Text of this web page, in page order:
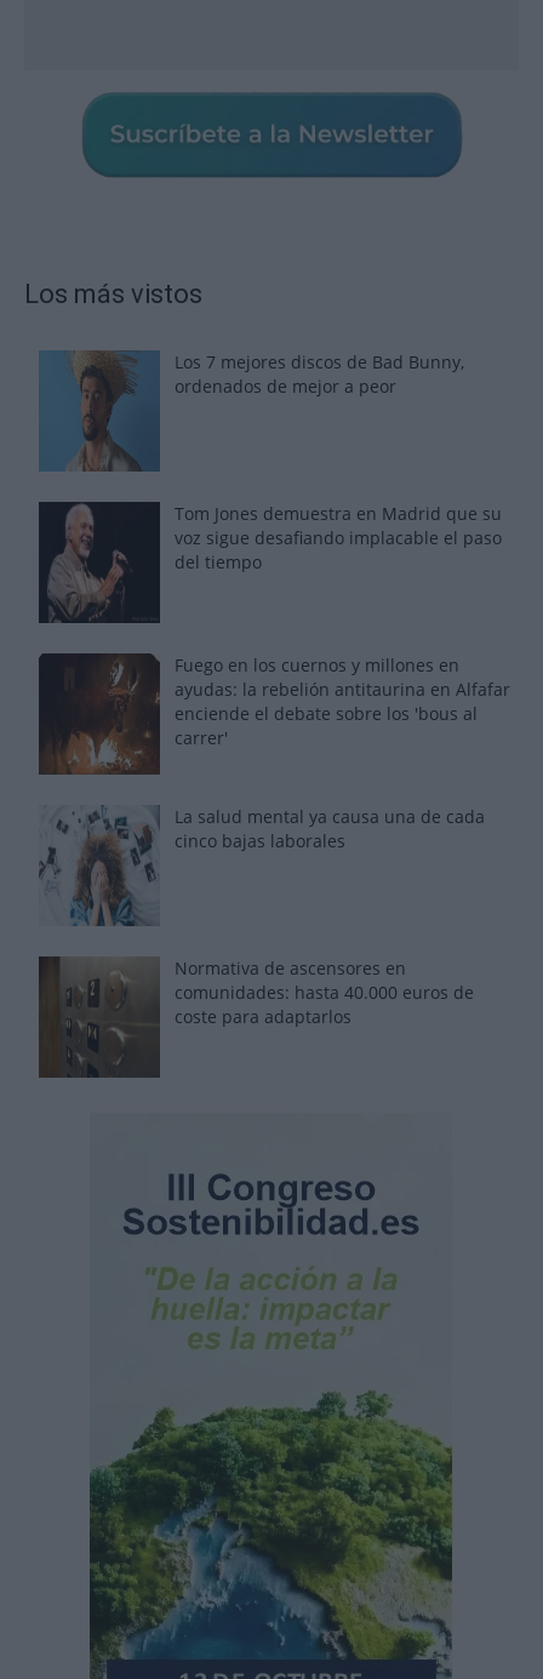
Los más vistos
Los 7 mejores discos de Bad Bunny,
ordenados de mejor a peor
Tom Jones demuestra en Madrid que su
voz sigue desafiando implacable el paso
del tiempo
Fuego en los cuernos y millones en
ayudas: la rebelión antitaurina en Alfafar
enciende el debate sobre los 'bous al
carrer'
La salud mental ya causa una de cada
cinco bajas laborales
Normativa de ascensores en
comunidades: hasta 40.000 euros de
coste para adaptarlos